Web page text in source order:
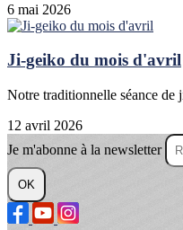
6 mai 2026
Ji-geiko du mois d'avril
Notre traditionnelle séance de
12 avril 2026
Je m'abonne à la newsletter
OK